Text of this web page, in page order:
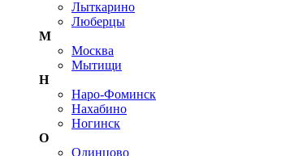
Лыткарино
Люберцы
М
Москва
Мытищи
Н
Наро-Фоминск
Нахабино
Ногинск
О
Одинцово